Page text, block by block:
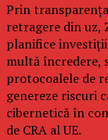
Prin
retragere din uz,
planifice
multă încredere,
protocoalele de
genereze riscuri
cibernetică în
de CRA al UE.